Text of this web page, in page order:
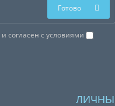
и согласен с условиями
Готово